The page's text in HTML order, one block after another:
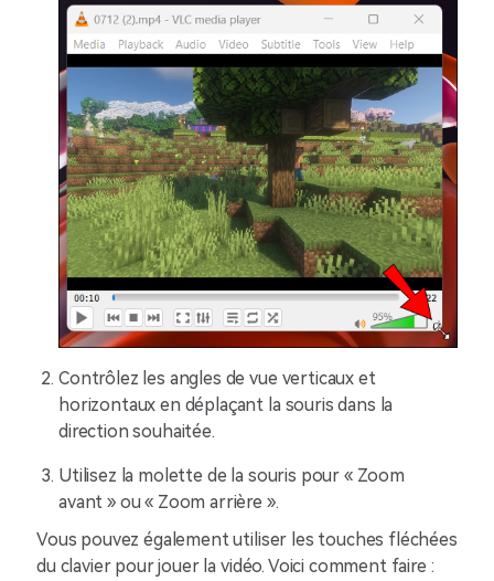
Contrôlez les angles de vue verticaux et
horizontaux en déplaçant la souris dans la
direction souhaitée.
Utilisez la molette de la souris pour « Zoom
avant » ou « Zoom arrière ».
Vous pouvez également utiliser les touches fléchées
du clavier pour jouer la vidéo. Voici comment faire :